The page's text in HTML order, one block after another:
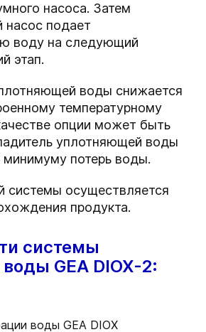
насоса. Затем
насос подает
воду на следующий
этап.
воды снижается
температурному
опции может быть
уплотняющей воды
минимуму потерь воды.
системы осуществляется
продукта.
системы
GEA DIOX-2: